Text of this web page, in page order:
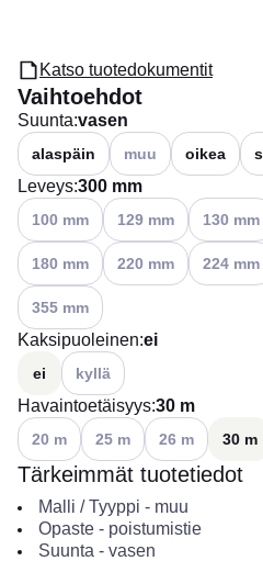
Katso tuotedokumentit
Vaihtoehdot
Suunta:vasen
alaspäin
Katso käytettävissä
muu oikea
Leveys:300 mm
Katso käytettävissä olevat
100 mm
Katso käytettävissä
129 mm
Katso
130 mm
Katso käytettävissä olevat
180 mm
Katso käytettävissä
220 mm
Katso
224 mm
Katso käytettävissä olevat
355 mm
Kaksipuoleinen:ei
ei
Katso käytettävissä olevat
kyllä
Havaintoetäisyys:30 m
Katso käytettävissä olevat
20 m
Katso käytettävissä
25 m
Katso
26 m 30 m
Tärkeimmät tuotetiedot
Malli / Tyyppi - muu
Opaste- poistumistie
Suunta - vasen